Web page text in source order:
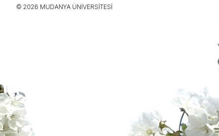
© 2026 MUDANYA ÜNIVERSITESI